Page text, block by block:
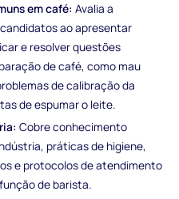
em café: Avalia a
ao apresentar
e resolver questões
de café, como mau
de calibração da
de espumar o leite.
Cobre conhecimento
práticas de higiene,
e protocolos de atendimento
de barista.